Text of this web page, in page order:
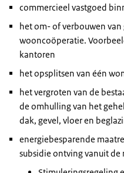
commercieel vastgoed
het om- of verbouwen
wooncoöperatie.
kantoren
het opsplitsen van één
het vergroten van de
de omhulling van het
dak, gevel, vloer en
energiebesparende
subsidie ontving vanuit de